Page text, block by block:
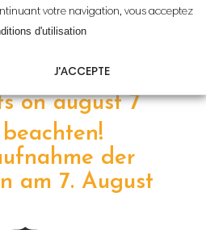
Reprise
resumption of
onaugust 7
der
am 7. August
votre navigation, vous acceptez
d'utilisation
J'ACCEPTE